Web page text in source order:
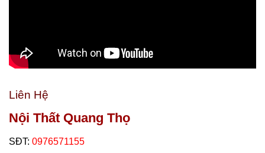
Liên Hệ
Nội Thất Quang Thọ
SĐT: 0976571155